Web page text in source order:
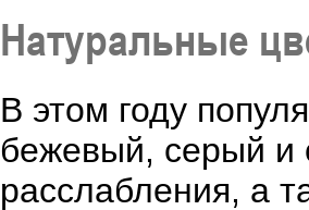
Натуральные
В этом году
бежевый, серый и
расслабления, а